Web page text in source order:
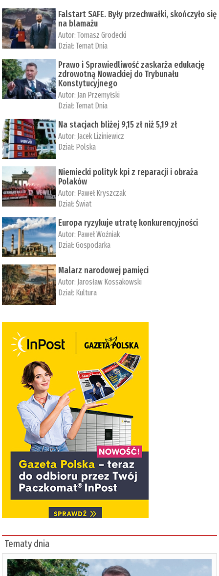
Falstart SAFE. Były przechwałki, skończyło się
na blamażu
Autor:Tomasz Grodecki
Dział:Temat Dnia
Prawo i Sprawiedliwość zaskarża edukację
zdrowotną Nowackiej do Trybunału
Konstytucyjnego
Autor: Jan Przemyłski
Dział:Temat Dnia
Na stacjach bliżej 9,15 zł niż 5,19 zł
Autor: Jacek Liziniewicz
Dział: Polska
Niemiecki polityk kpi z reparacji i obraża
Polaków
Autor: Paweł Kryszczak
Dział:Świat
Europa ryzykuje utratę konkurencyjności
Autor: Paweł Woźniak
Dział:Gospodarka
Malarz narodowej pamięci
Autor: Jarosław Kossakowski
Dział: Kultura
Tematy dnia